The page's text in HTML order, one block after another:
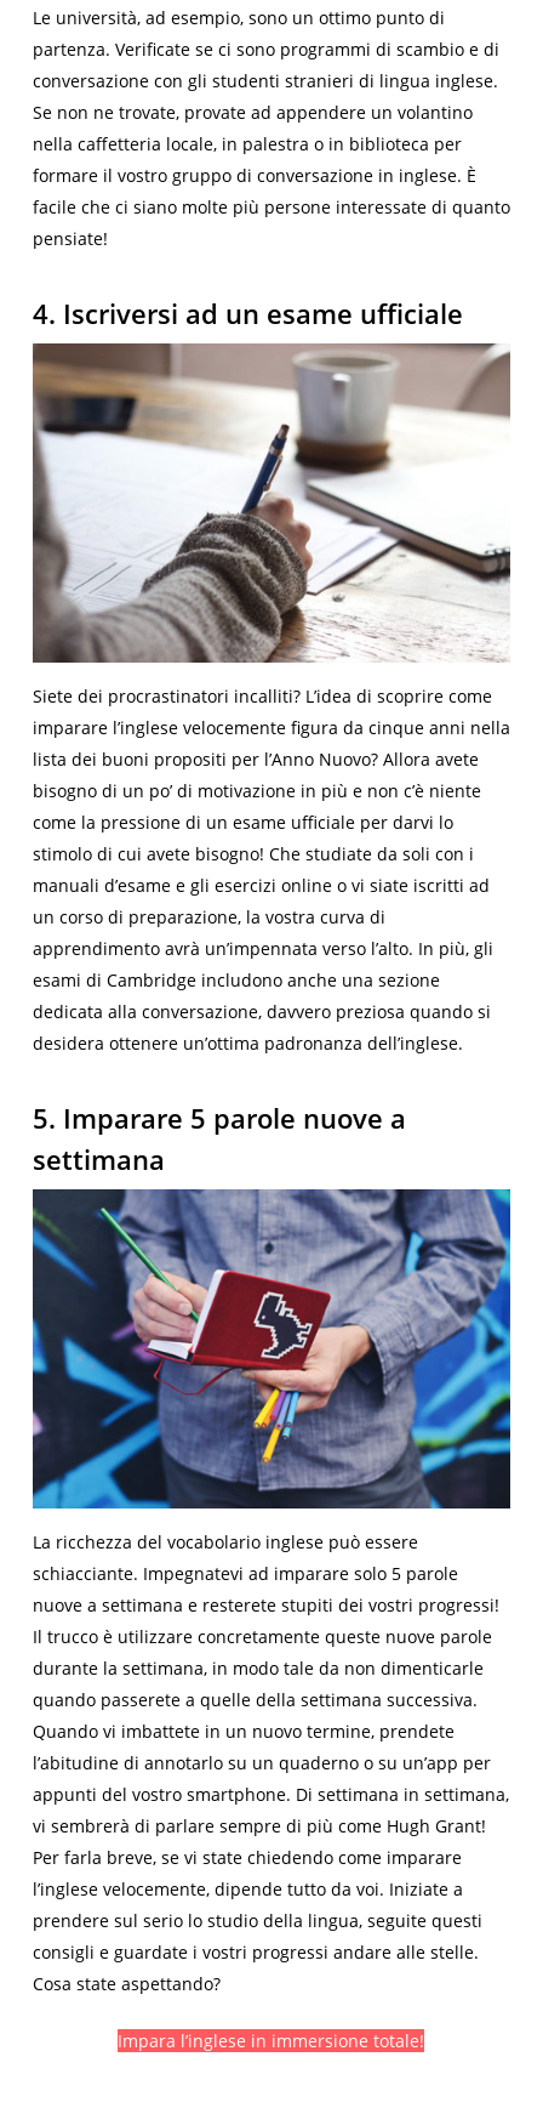
Le università, ad esempio, sono un ottimo punto di
partenza. Verificate se ci sono programmi di scambio e di
conversazione con gli studenti stranieri di lingua inglese.
Se non ne trovate, provate ad appendere un volantino
nella caffetteria locale, in palestra o in biblioteca per
formare il vostro gruppo di conversazione in inglese. È
facile che ci siano molte più persone interessate di quanto
pensiate!
4. Iscriversi ad un esame ufficiale
Siete dei procrastinatori incalliti? L’idea di scoprire come
imparare l’inglese velocemente figura da cinque anni nella
lista dei buoni propositi per l’Anno Nuovo? Allora avete
bisogno di un po’ di motivazione in più e non c’è niente
come la pressione di un esame ufficiale per darvi lo
stimolo di cui avete bisogno! Che studiate da soli con i
manuali d’esame e gli esercizi online o vi siate iscritti ad
un corso di preparazione, la vostra curva di
apprendimento avrà un’impennata verso l’alto. In più, gli
esami di Cambridge includono anche una sezione
dedicata alla conversazione, davvero preziosa quando si
desidera ottenere un’ottima padronanza dell’inglese.
5. Imparare 5 parole nuove a
settimana
La ricchezza del vocabolario inglese può essere
schiacciante. Impegnatevi ad imparare solo 5 parole
nuove a settimana e resterete stupiti dei vostri progressi!
Il trucco è utilizzare concretamente queste nuove parole
durante la settimana, in modo tale da non dimenticarle
quando passerete a quelle della settimana successiva.
Quando vi imbattete in un nuovo termine, prendete
l’abitudine di annotarlo su un quaderno o su un’app per
appunti del vostro smartphone. Di settimana in settimana,
vi sembrerà di parlare sempre di più come Hugh Grant!
Per farla breve, se vi state chiedendo come imparare
l’inglese velocemente, dipende tutto da voi. Iniziate a
prendere sul serio lo studio della lingua, seguite questi
consigli e guardate i vostri progressi andare alle stelle.
Cosa state aspettando?
Impara l’inglese in immersione totale!